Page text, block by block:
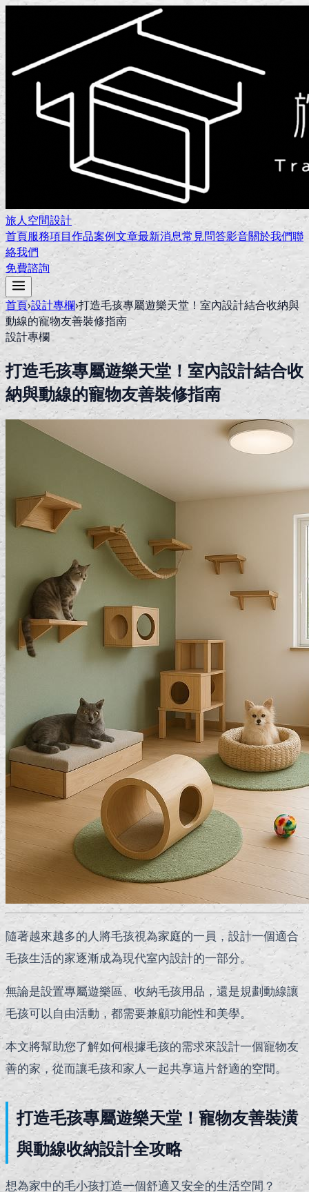
旅人空間設計
首頁服務項目作品案例文章最新消息常見問答影音關於我們聯
絡我們
免費諮詢
首頁›設計專欄›打造毛孩專屬遊樂天堂！室內設計結合收納與
動線的寵物友善裝修指南
設計專欄
打造毛孩專屬遊樂天堂！室內設計結合收
納與動線的寵物友善裝修指南
隨著越來越多的人將毛孩視為家庭的一員，設計一個適合
毛孩生活的家逐漸成為現代室內設計的一部分。
無論是設置專屬遊樂區、收納毛孩用品，還是規劃動線讓
毛孩可以自由活動，都需要兼顧功能性和美學。
本文將幫助您了解如何根據毛孩的需求來設計一個寵物友
善的家，從而讓毛孩和家人一起共享這片舒適的空間。
打造毛孩專屬遊樂天堂！寵物友善裝潢
與動線收納設計全攻略
想為家中的毛小孩打造一個舒適又安全的生活空間？